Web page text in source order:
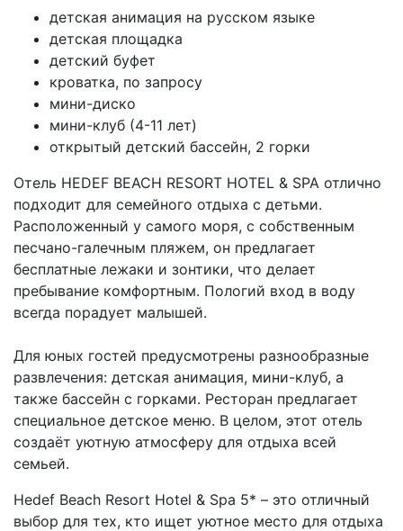
детская анимация на русском языке
детская площадка
детский буфет
кроватка, по запросу
мини-диско
мини-клуб (4-11 лет)
открытый детский бассейн, 2 горки
Отель HEDEF BEACH RESORT HOTEL & SPA отлично
подходит для семейного отдыха с детьми.
Расположенный у самого моря, с собственным
песчано-галечным пляжем, он предлагает
бесплатные лежаки и зонтики, что делает
пребывание комфортным. Пологий вход в воду
всегда порадует малышей.
Для юных гостей предусмотрены разнообразные
развлечения: детская анимация, мини-клуб, а
также бассейн с горками. Ресторан предлагает
специальное детское меню. В целом, этот отель
создаёт уютную атмосферу для отдыха всей
семьей.
Hedef Beach Resort Hotel & Spa 5* – это отличный
выбор для тех, кто ищет уютное место для отдыха